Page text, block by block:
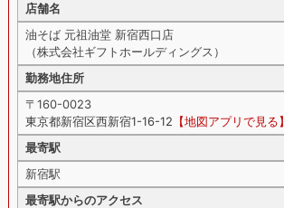
店舗名
油そば 元祖油堂 新宿西口店
（株式会社ギフトホールディングス）
勤務地住所
〒160-0023
東京都新宿区西新宿1-16-12 【地図アプリで見る】
最寄駅
新宿駅
最寄駅からのアクセス